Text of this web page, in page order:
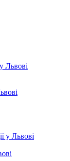
Львові
у Львові